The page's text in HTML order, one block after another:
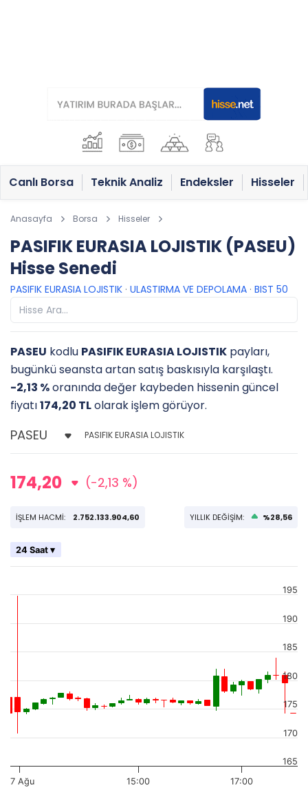
Canlı Borsa Teknik Analiz Endeksler Hisseler
Anasayfa Borsa Hisseler
PASIFIK EURASIA LOJISTIK (PASEU)
Hisse Senedi
PASIFIK EURASIA LOJISTIK · ULASTIRMA VE DEPOLAMA · BIST 50
PASEU kodlu PASIFIK EURASIA LOJISTIK payları,
bugünkü seansta artan satış baskısıyla karşılaştı.
-2,13 %oranında değer kaybeden hissenin güncel
fiyatı174,20 TLolarak işlem görüyor.
PASIFIK EURASIA LOJISTIK
174,20 (-2,13 %)
İŞLEM HACMİ: 2.752.133.904,60 YILLIK DEĞİŞİM: %28,56
24 Saat ▾
7 Ağu 15:00 17:00
165
170
175
180
185
190
195